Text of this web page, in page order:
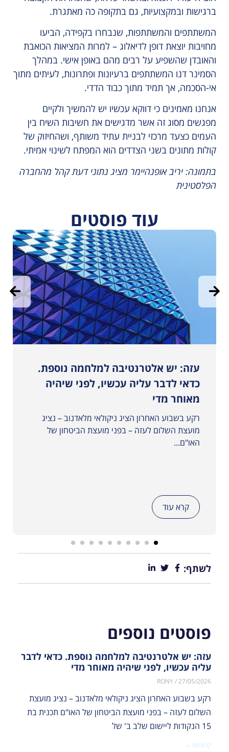
ברגישות ובמקצועיות, גם בתקופה כה מאתגרת.
המשתתפים והמשתתפות, שנבחרו בקפידה, הביעו
מחויבות יוצאת דופן לדיאלוג – למרות המציאות הכואבת
והאובדן שהשפיע על רבים מהם באופן אישי. במהלך
הסמינר דנו המשתתפים ברעיונות ופתרונות, לעיתים מתוך
אי-הסכמה, אך תמיד מתוך כבוד הדדי.
אנחנו מאמינים כי דווקא עכשיו יש להמשיך ולקיים
מפגשים מסוג זה אשר מדגישים את חשיבות השיח בין
העמים כצעד מרכזי לבניית עתיד משותף, ושהחיזוק של
קולות מתונים בשני הצדדים הוא המפתח לשינוי אמיתי.
בתמונה: יריב אופנהיימר מציג נתוני דעת קהל מהחברה
הפלסטינית
עוד פוסטים
עזה: יש אלטרנטיבה למלחמה נוספת.
כדאי לדבר עליה עכשיו, לפני שיהיה
מאוחר מדי
רקע בשבוע האחרון הציג ניקולאי מלאדנוב – נציג
מועצת השלום לעזה – בפני מועצת הביטחון של
האו"ם...
קרא עוד
לשתף:
פוסטים נוספים
עזה: יש אלטרנטיבה למלחמה נוספת. כדאי לדבר
עליה עכשיו, לפני שיהיה מאוחר מדי
RONY 27/05/2026
רקע בשבוע האחרון הציג ניקולאי מלאדנוב – נציג מועצת
השלום לעזה – בפני מועצת הביטחון של האו"ם תכנית בת
15 הנקודות ליישום שלב ב' של
קרא עוד »